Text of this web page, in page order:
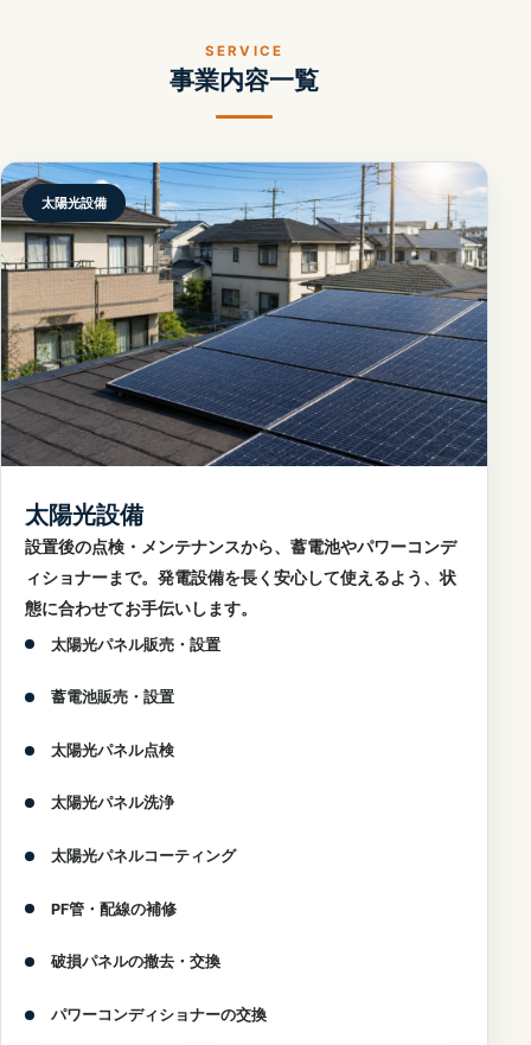
SERVICE
事業内容一覧
太陽光設備
太陽光設備
設置後の点検・メンテナンスから、蓄電池やパワーコンデ
ィショナーまで。発電設備を長く安心して使えるよう、状
態に合わせてお手伝いします。
太陽光パネル販売・設置
蓄電池販売・設置
太陽光パネル点検
太陽光パネル洗浄
太陽光パネルコーティング
PF管・配線の補修
破損パネルの撤去・交換
パワーコンディショナーの交換